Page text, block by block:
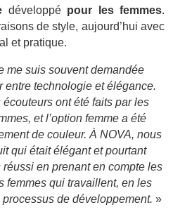
développé pour les femmes.
de style, aujourd’hui avec
et pratique.
me suis souvent demandée
technologie et élégance.
écouteurs ont été faits par les
et l’option femme a été
de couleur. À NOVA, nous
qui étaitélégant et pourtant
en prenant en compte les
femmes qui travaillent, en les
de développement. »